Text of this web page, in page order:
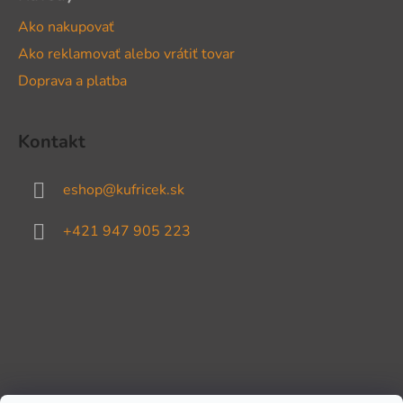
Ako nakupovať
Ako reklamovať alebo vrátiť tovar
Doprava a platba
Kontakt
eshop@kufricek.sk
+421 947 905 223